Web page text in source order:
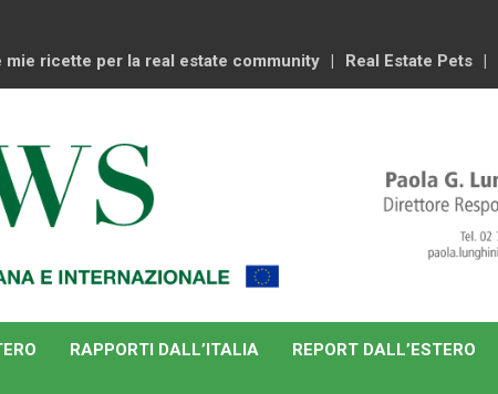
mie ricette per la real estate community Real Estate Pets
RAPPORTI DALL’ITALIA REPORT DALL’ESTERO